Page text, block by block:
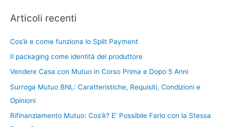
Articoli recenti
Cos’è e come funziona lo Split Payment
Il packaging come identità del produttore
Vendere Casa con Mutuo in Corso Prima e Dopo 5 Anni
Surroga Mutuo BNL: Caratteristiche, Requisiti, Condizioni e
Opinioni
Rifinanziamento Mutuo: Cos’è? E’ Possibile Farlo con la Stessa